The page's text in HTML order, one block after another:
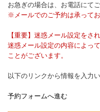
お急ぎの場合は、お電話にて
※メールでのご予約は承って
【重要】迷惑メール設定をさ
迷惑メール設定の内容によっ
ことがございます。
以下のリンクから情報を入力
予約フォームへ進む